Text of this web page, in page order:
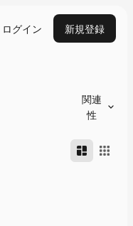
ログイン 新規登録
関連
性